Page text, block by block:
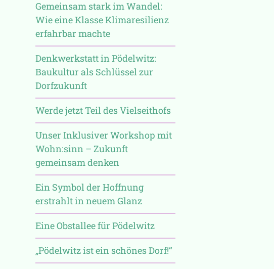
Gemeinsam stark im Wandel:
Wie eine Klasse Klimaresilienz
erfahrbar machte
Denkwerkstatt in Pödelwitz:
Baukultur als Schlüssel zur
Dorfzukunft
Werde jetzt Teil des Vielseithofs
Unser Inklusiver Workshop mit
Wohn:sinn – Zukunft
gemeinsam denken
Ein Symbol der Hoffnung
erstrahlt in neuem Glanz
Eine Obstallee für Pödelwitz
„Pödelwitz ist ein schönes Dorf!“